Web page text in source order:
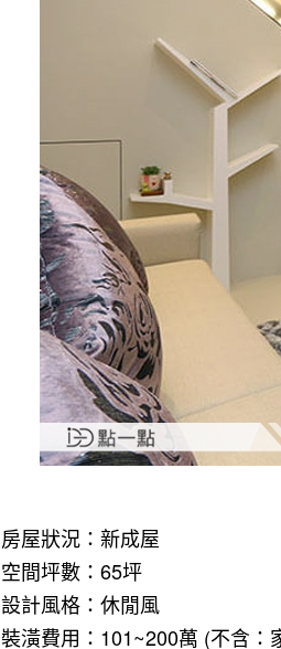
房屋狀況：新成屋
空間坪數：65坪
設計風格：休閒風
裝潢費用：101~200萬 (不含：